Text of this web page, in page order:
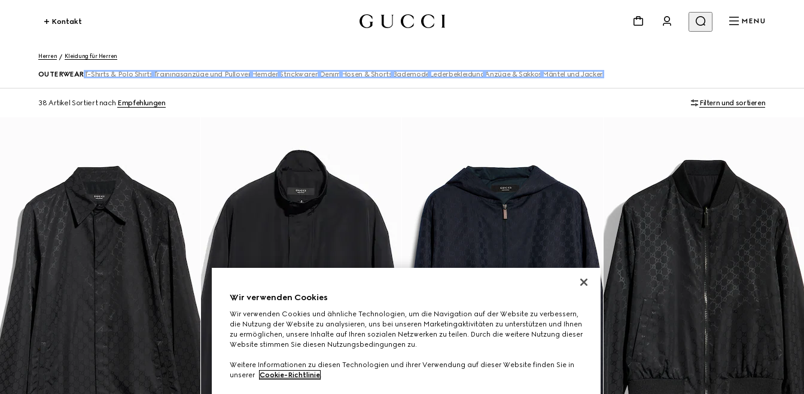
Kontakt MENU
Herren Kleidung für Herren
OUTERWEART-Shirts & Polo Shirts Trainingsanzüge und Pullover Hemden Strickwaren Denim Hosen & Shorts Bademode Lederbekleidung Anzüge & Sakkos Mäntel und Jacken
38 Artikel Sortiert nach Empfehlungen Filtern und sortieren
Wir verwenden Cookies
Wir verwenden Cookies und ähnliche Technologien, um die Navigation auf der Website zu verbessern,
die Nutzung der Website zu analysieren, uns bei unseren Marketingaktivitäten zu unterstützen und Ihnen
zu ermöglichen, unsere Inhalte auf Ihren sozialen Netzwerken zu teilen. Durch die weitere Nutzung dieser
Website stimmen Sie diesen Nutzungsbedingungen zu.
Weitere Informationen zu diesen Technologien und ihrer Verwendung auf dieser Website finden Sie in
unserer Cookie-Richtlinie.